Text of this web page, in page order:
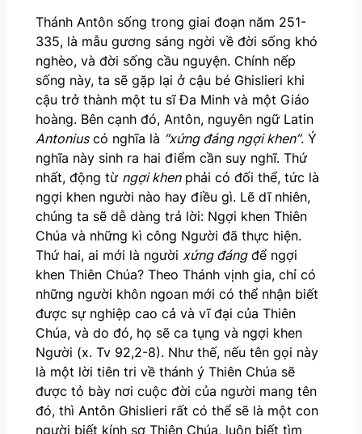
Thánh Antôn sống trong giai đoạn năm 251-
335, là mẫu gương sáng ngời về đời sống khó
nghèo, và đời sống cầu nguyện. Chính nếp
sống này, ta sẽ gặp lại ở cậu bé Ghislieri khi
cậu trở thành một tu sĩ Đa Minh và một Giáo
hoàng. Bên cạnh đó, Antôn, nguyên ngữ Latin
Antoniuscó nghĩa là “xứng đáng ngợi khen”. Ý
nghĩa này sinh ra hai điểm cần suy nghĩ. Thứ
nhất, động từ ngợi khenphải có đối thể, tức là
ngợi khen người nào hay điều gì. Lẽ dĩ nhiên,
chúng ta sẽ dễ dàng trả lời: Ngợi khen Thiên
Chúa và những kì công Người đã thực hiện.
Thứ hai, ai mới là người xứng đángđể ngợi
khen Thiên Chúa? Theo Thánh vịnh gia, chỉ có
những người khôn ngoan mới có thể nhận biết
được sự nghiệp cao cả và vĩ đại của Thiên
Chúa, và do đó, họ sẽ ca tụng và ngợi khen
Người (x. Tv 92,2-8). Như thế, nếu tên gọi này
là một lời tiên tri về thánh ý Thiên Chúa sẽ
được tỏ bày nơi cuộc đời của người mang tên
đó, thì Antôn Ghislieri rất có thể sẽ là một con
người biết kính sợ Thiên Chúa, luôn biết tìm